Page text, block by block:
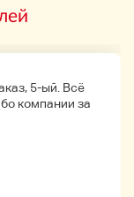
5-ый. Всё
компании за